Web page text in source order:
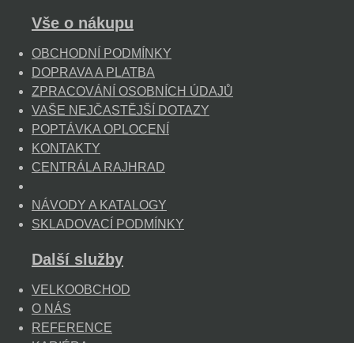
Vše o nákupu
OBCHODNÍ PODMÍNKY
DOPRAVA A PLATBA
ZPRACOVÁNÍ OSOBNÍCH ÚDAJŮ
VAŠE NEJČASTĚJŠÍ DOTAZY
POPTÁVKA OPLOCENÍ
KONTAKTY
CENTRÁLA RAJHRAD
NÁVODY A KATALOGY
SKLADOVACÍ PODMÍNKY
Další služby
VELKOOBCHOD
O NÁS
REFERENCE